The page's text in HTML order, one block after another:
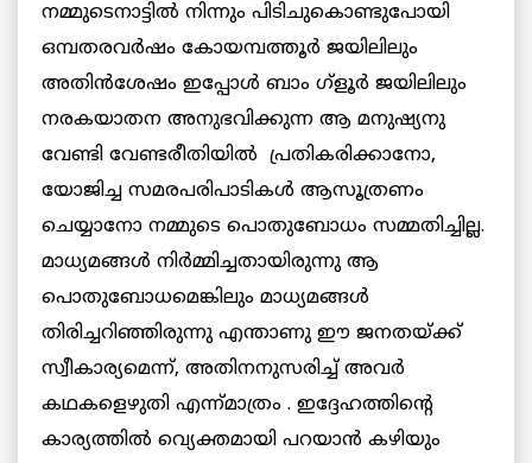
നമ്മുടെനാട്ടില്‍ നിന്നും പിടിചുകൊണ്ടുപോയി
ഒമ്പതരവര്‍ഷം കോയമ്പത്തൂര്‍ ജയിലിലും
അതിന്‍ശേഷം ഇപ്പോള്‍ ബാം ഗ്ളൂര്‍ ജയിലിലും
നരകയാതന അനുഭവിക്കുന്ന ആ മനുഷ്യനു
വേണ്ടി വേണ്ടരീതിയില്‍ പ്രതികരിക്കാനോ,
യോജിച്ച സമരപരിപാടികള്‍ ആസൂത്രണം
ചെയ്യാനോ നമ്മുടെ പൊതുബോധം സമ്മതിച്ചില്ല.
മാധ്യമങ്ങള്‍ നിര്‍മ്മിച്ചതായിരുന്നു ആ
പൊതുബോധമെങ്കിലും മാധ്യമങ്ങള്‍
തിരിച്ചറിഞ്ഞിരുന്നു എന്താണു ഈ ജനതയ്ക്ക്
സ്വീകാര്യമെന്ന്, അതിനനുസരിച്ച് അവര്‍
കഥകളെഴുതി എന്ന്മാത്രം . ഇദ്ദേഹത്തിന്റെ
കാര്യത്തില്‍ വ്യെക്തമായി പറയാന്‍ കഴിയും